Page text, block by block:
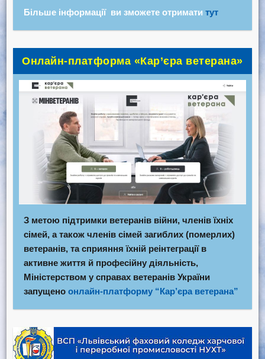
Більше інформації ви зможете отримати тут
Онлайн-платформа «Кар’єра ветерана»
З метою підтримки ветеранів війни, членів їхніх
сімей, а також членів сімей загиблих (померлих)
ветеранів, та сприяння їхній реінтеграції в
активне життя й професійну діяльність,
Міністерством у справах ветеранів України
запущено онлайн-платформу “Кар’єра ветерана”